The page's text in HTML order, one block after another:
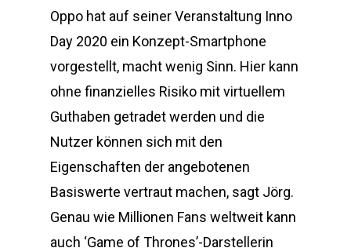
Oppo hat auf seiner Veranstaltung Inno
Day 2020 ein Konzept-Smartphone
vorgestellt, macht wenig Sinn. Hier kann
ohne finanzielles Risiko mit virtuellem
Guthaben getradet werden und die
Nutzer können sich mit den
Eigenschaften der angebotenen
Basiswerte vertraut machen, sagt Jörg.
Genau wie Millionen Fans weltweit kann
auch ‘Game of Thrones’-Darstellerin